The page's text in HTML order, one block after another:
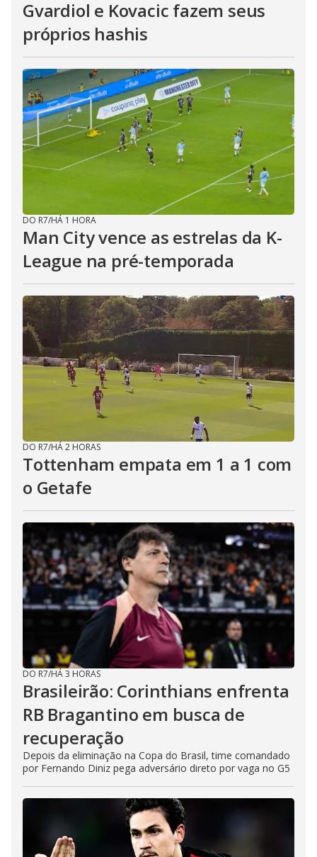
Gvardiol e Kovacic fazem seus
próprios hashis
DO R7/HÁ 1 HORA
Man City vence as estrelas da K-
League na pré-temporada
DO R7/HÁ 2 HORAS
Tottenham empata em 1 a 1 com
o Getafe
DO R7/HÁ 3 HORAS
Brasileirão: Corinthians enfrenta
RB Bragantino em busca de
recuperação
Depois da eliminação na Copa do Brasil, time comandado
por Fernando Diniz pega adversário direto por vaga no G5